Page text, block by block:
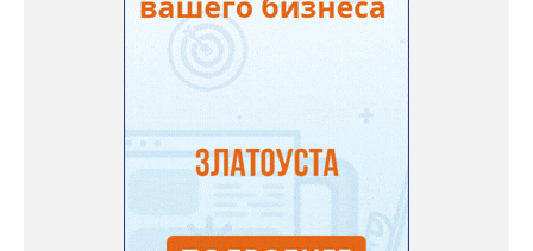
пропадет матовость (станет глянцевым). По срокам опыления
норма зрелости для «Коккоро» - не менее 42 дней от завязи
размером с грецкий орех. Екатерина выяснила у знающих
людей и причину своих неудач – её сеянцы не опылялись, и это
нужно было делать самостоятельно. «Мужской» цветочек для
этого прикладывают к «женскому» - тычинку к пестику. Фото:
Екатерина Громова, специально для «Златоуст.инфо».
Обсуждение новости здесь
ВКОНТАКТЕ https://vk.com/newszlatoust74